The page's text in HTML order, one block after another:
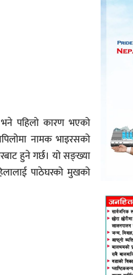
भने पहिलो कारण भएको
नामक भाइरसको
हुने गर्छ। यो सङ्ख्या
पाठेघरको मुखको